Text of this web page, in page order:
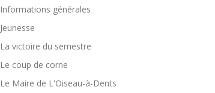
Informations générales
Jeunesse
La victoire du semestre
Le coup de corne
Le Maire de L'Oiseau-à-Dents